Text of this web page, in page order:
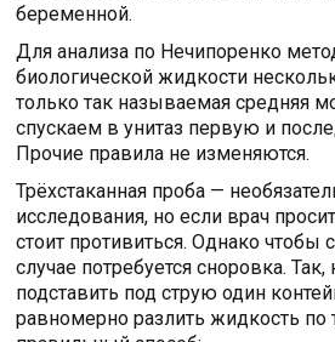
беременной.
Для анализа по Нечипоренко
биологической жидкости
только так называемая средняя
спускаем в унитаз первую и
Прочие правила не изменяются.
Трёхстаканная проба —
исследования, но если врач
стоит противиться. Однако чтобы
случае потребуется сноровка. Так,
подставить под струю один
равномерно разлить жидкость по